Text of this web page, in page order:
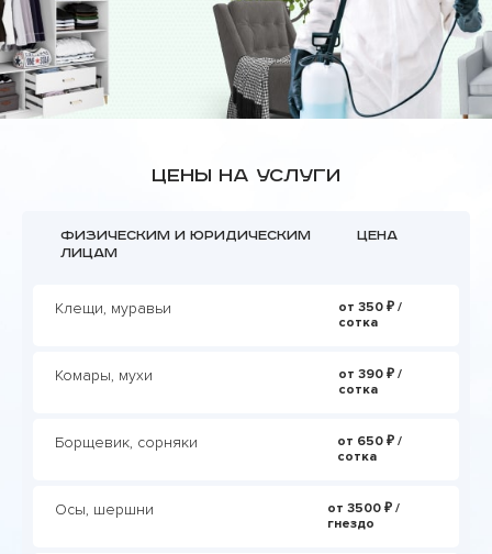
Цены на услуги
Физическим и юридическим
лицам
Цена
Клещи, муравьи
от 350 ₽ /
сотка
Комары, мухи
от 390 ₽ /
сотка
Борщевик, сорняки
от 650 ₽ /
сотка
Осы, шершни
от 3500 ₽ /
гнездо